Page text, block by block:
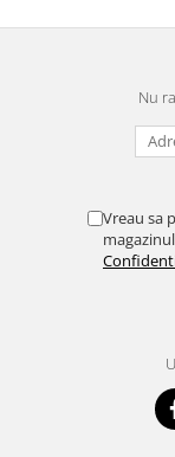
doua zi).
Nu
Vreau sa